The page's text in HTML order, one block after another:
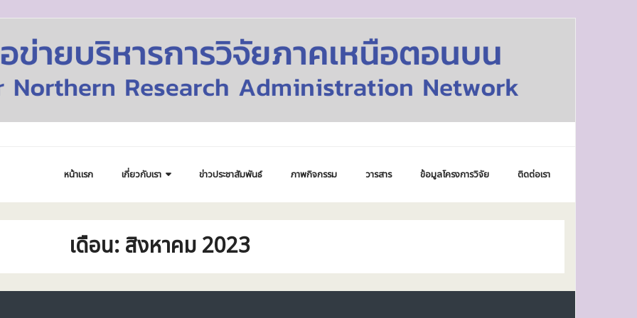
หน้าแรก เกี่ยวกับเรา ข่าวประชาสัมพันธ์ ภาพกิจกรรม วารสาร ข้อมูลโครงการวิจัย ติดต่อเรา
เดือน:สิงหาคม 2023